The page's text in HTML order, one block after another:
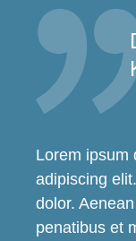
Lorem ipsum
adipiscing
dolor.
penatibus et